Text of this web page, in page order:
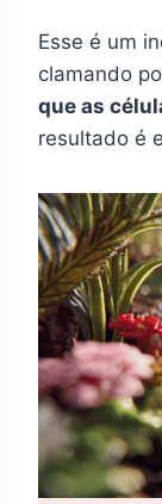
Esse é um
clamando
que as
resultado é